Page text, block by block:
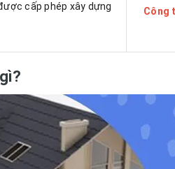
cấp phép xây dựng
Công